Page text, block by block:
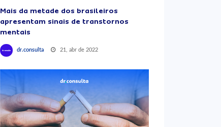
Mais da metade dos brasileiros
apresentam sinais de transtornos
mentais
dr.consulta 21, abr de 2022